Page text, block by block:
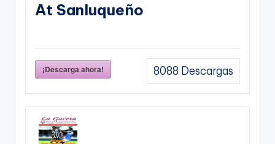
At Sanluqueño
¡Descarga ahora! 8088 Descargas